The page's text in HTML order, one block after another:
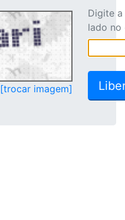
[trocar imagem]
Digite
lado no